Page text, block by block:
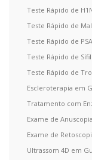
Teste Rápido de
Teste Rápido de
Teste Rápido de
Teste Rápido de
Teste Rápido de
Escleroterapia em
Tratamento com
Exame de
Exame de
Ultrassom 4D em